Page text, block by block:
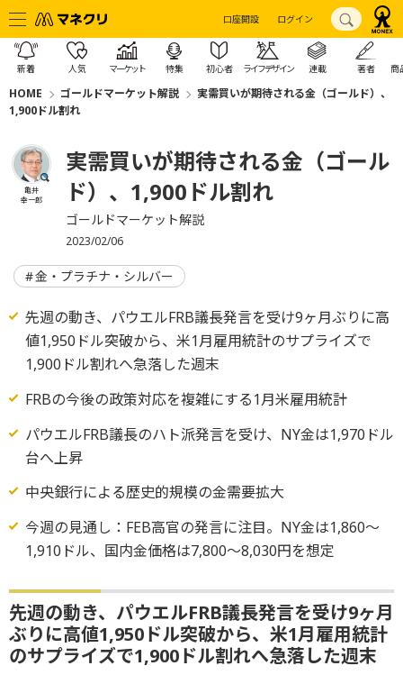
口座開設 ログイン
新着 人気 マーケット 特集 初心者 ライフデザイン 連載 著者 商
HOME ゴールドマーケット解説
実需買いが期待される金（ゴールド）、
1,900ドル割れ
亀井
幸一郎
実需買いが期待される金（ゴール
ド）、1,900ドル割れ
ゴールドマーケット解説
2023/02/06
金・プラチナ・シルバー
先週の動き、パウエルFRB議長発言を受け9ヶ月ぶりに高
値1,950ドル突破から、米1月雇用統計のサプライズで
1,900ドル割れへ急落した週末
FRBの今後の政策対応を複雑にする1月米雇用統計
パウエルFRB議長のハト派発言を受け、NY金は1,970ドル
台へ上昇
中央銀行による歴史的規模の金需要拡大
今週の見通し：FEB高官の発言に注目。NY金は1,860～
1,910ドル、国内金価格は7,800～8,030円を想定
先週の動き、パウエルFRB議長発言を受け9ヶ月
ぶりに高値1,950ドル突破から、米1月雇用統計
のサプライズで1,900ドル割れへ急落した週末